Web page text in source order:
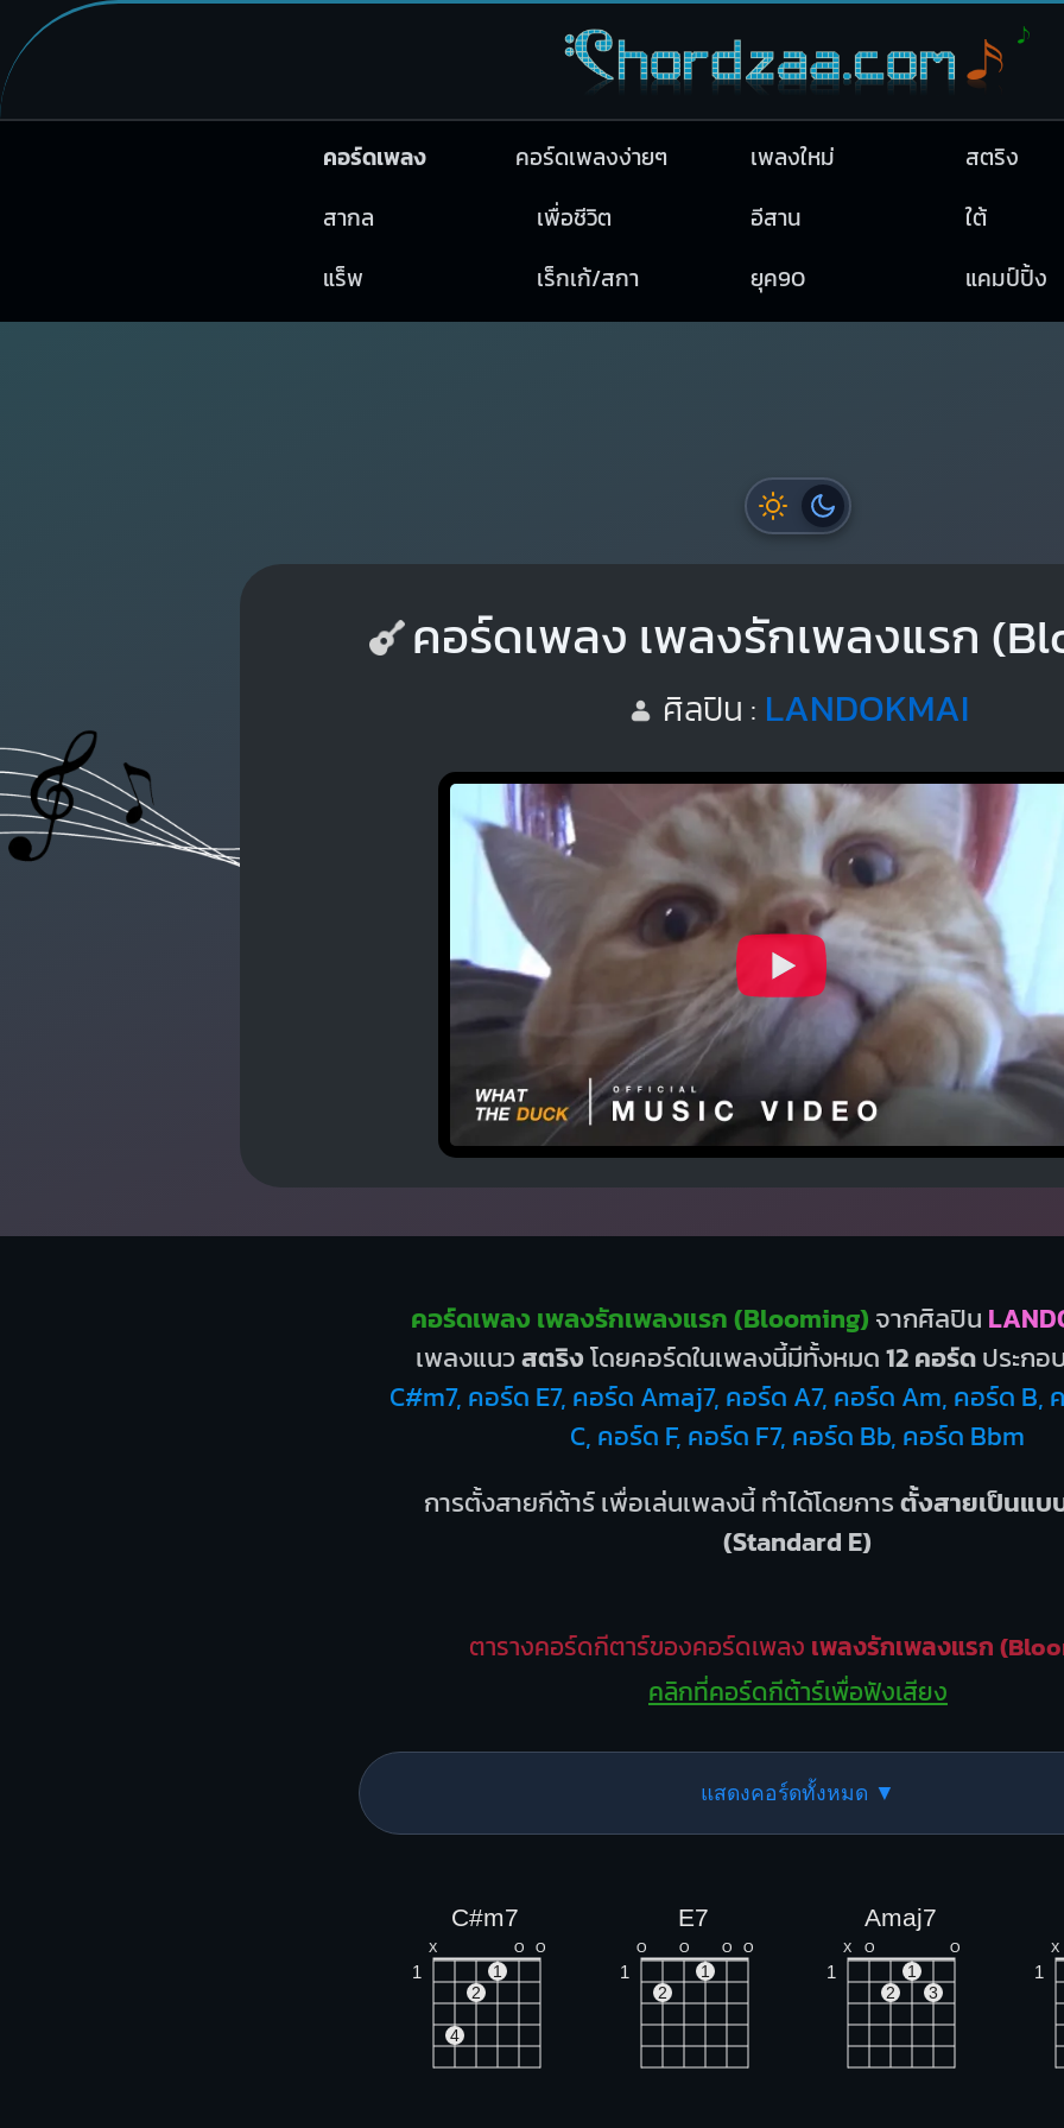
คอร์ดเพลง คอร์ดเพลงง่ายๆ เพลงใหม่
สตริง
สากล
เพื่อชีวิต อีสาน
ใต้
แร็พ
เร็กเก้/สกา ยุค90 แคมป์ปิ้ง
คอร์ดเพลง เพลงรักเพลงแรก
ศิลปิน : LANDOKMAI
คอร์ดเพลง เพลงรักเพลงแรก (Blooming) จากศิลปิน
เพลงแนวสตริงโดยคอร์ดในเพลงนี้มีทั้งหมด12 คอร์ดประกอ
C#m7, คอร์ด E7, คอร์ด Amaj7, คอร์ด A7, คอร์ด Am, คอร์ด B,
C, คอร์ด F, คอร์ด F7, คอร์ด Bb, คอร์ด Bbm
การตั้งสายกีต้าร์ เพื่อเล่นเพลงนี้ ทำได้โดยการตั้งสายเป็นแบ
(Standard E)
ตารางคอร์ดกีตาร์ของคอร์ดเพลง เพลงรักเพลงแรก
คลิกที่คอร์ดกีต้าร์เพื่อฟังเสียง
แสดงคอร์ดทั้งหมด ▼
C#m7
X O O
1
1
2
4
E7
O O O O
1
1
2
Amaj7
X O O
1
1
2
3
X
1